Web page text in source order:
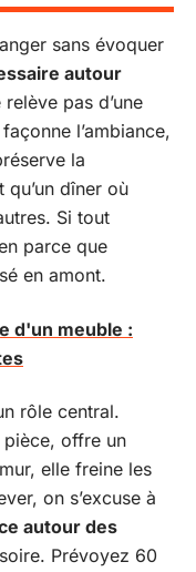
sans évoquer
autour
relève pas d’une
l’ambiance,
la
dîner où
Si tout
parce que
en amont.
d'un meuble :
rôle central.
pièce, offre un
elle freine les
on s’excuse à
autour des
Prévoyez 60